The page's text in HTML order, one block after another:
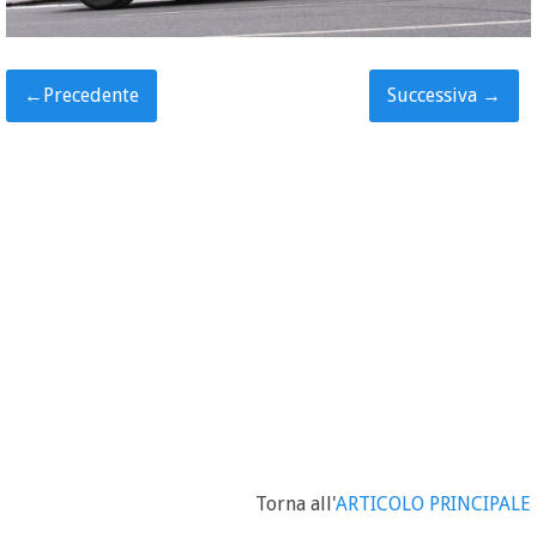
← Precedente Successiva →
Torna all'ARTICOLO PRINCIPALE